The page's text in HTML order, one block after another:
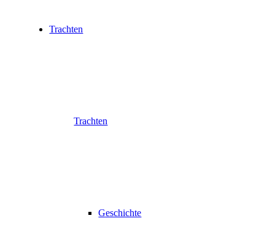
Trachten
Trachten
Geschichte